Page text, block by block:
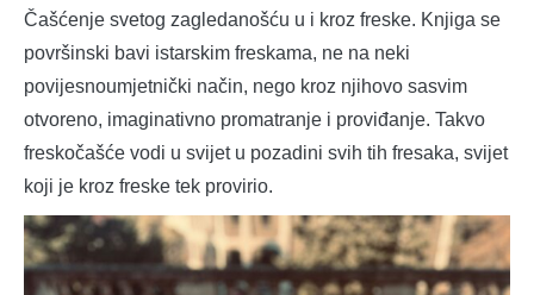
Čašćenje svetog zagledanošću u i kroz freske. Knjiga se
površinski bavi istarskim freskama, ne na neki
povijesnoumjetnički način, nego kroz njihovo sasvim
otvoreno, imaginativno promatranje i proviđanje. Takvo
freskočašće vodi u svijet u pozadini svih tih fresaka, svijet
koji je kroz freske tek provirio.